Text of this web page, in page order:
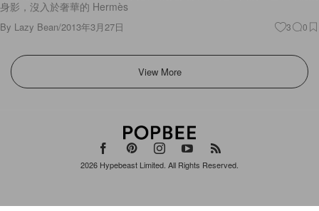
身影，沒入於奢華的 Hermès
By Lazy Bean/2013年3月27日 3 0
View More
2026 Hypebeast Limited . All Rights Reserved.